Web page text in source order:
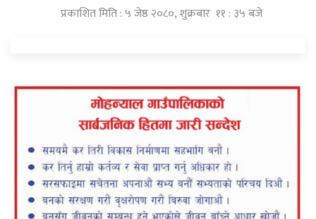
प्रकाशित मिति : ५ जेष्ठ २०८०, शुक्रबार ११ : ३५ बजे